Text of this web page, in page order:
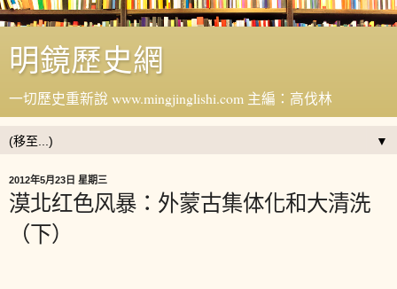
明鏡歷史網
一切歷史重新說 www.mingjinglishi.com 主編：高伐林
▼
2012年5月23日 星期三
漠北红色风暴：外蒙古集体化和大清洗
（下）